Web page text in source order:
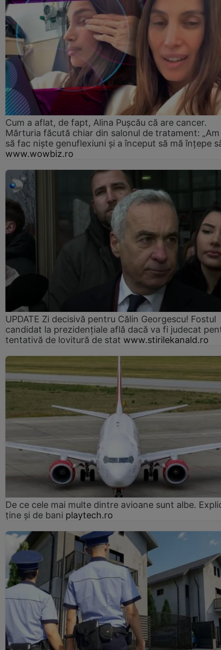
Cum a aflat, de fapt, Alina Pușcău că are cancer.
Mărturia făcută chiar din salonul de tratament:
să fac niște genuflexiuni și a început să mă înțepe
www.wowbiz.ro
UPDATE Zi decisivă pentru Călin Georgescu! Fostul
candidat la prezidențiale află dacă va fi judecat
tentativă de lovitură de stat www.stirilekanald.ro
De ce cele mai multe dintre avioane sunt albe.
ține și de bani playtech.ro